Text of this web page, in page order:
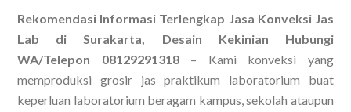
Rekomendasi Informasi Terlengkap Jasa Konveksi Jas
Lab di Surakarta, Desain Kekinian Hubungi
WA/Telepon 08129291318– Kami konveksi yang
memproduksi grosir jas praktikum laboratorium buat
keperluan laboratorium beragam kampus, sekolah ataupun